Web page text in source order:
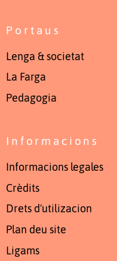
Portaus
Lenga & societat
La Farga
Pedagogia
Informacions
Informacions legales
Crèdits
Drets d'utilizacion
Plan deu site
Ligams